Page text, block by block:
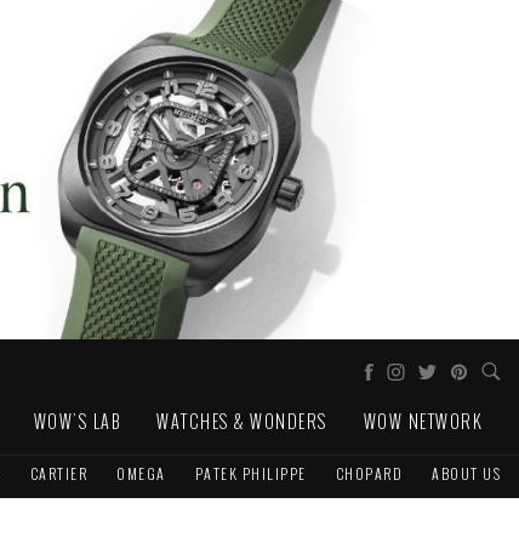
WOW'S LAB WATCHES & WONDERS WOW NETWORK
CARTIER OMEGA PATEK PHILIPPE CHOPARD ABOUT US